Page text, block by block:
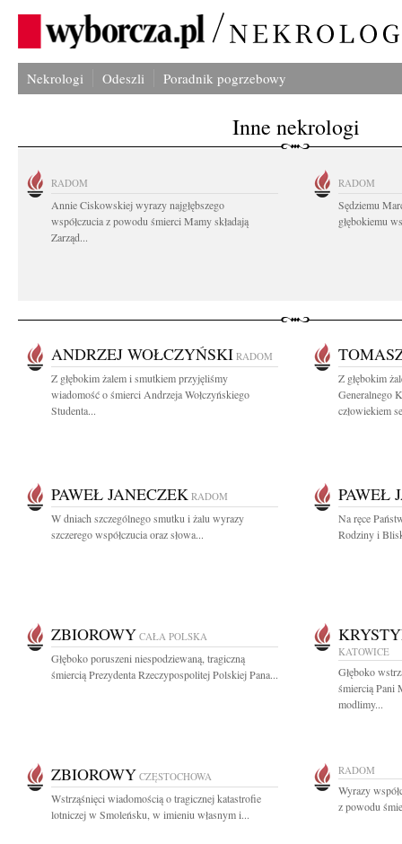
Nekrologi Odeszli Poradnik pogrzebowy
Inne nekrologi
RADOM
Annie Ciskowskiej wyrazy najgłębszego
współczucia z powodu śmierci Mamy składają
Zarząd...
RADOM
Sędziemu
głębokiemu
ANDRZEJ WOŁCZYŃSKI RADOM
Z głębokim żalem i smutkiem przyjęliśmy
wiadomość o śmierci Andrzeja Wołczyńskiego
Studenta...
Z głębokim
Generalnego
człowiekiem
PAWEŁ JANECZEK RADOM
W dniach szczególnego smutku i żalu wyrazy
szczerego współczucia oraz słowa...
PAWEŁ
Na ręce
Rodziny i
ZBIOROWY CAŁA POLSKA
Głęboko poruszeni niespodziewaną, tragiczną
śmiercią Prezydenta Rzeczypospolitej Polskiej Pana...
KATOWICE
Głęboko
śmiercią Pani
modlimy...
ZBIOROWY CZĘSTOCHOWA
Wstrząśnięci wiadomością o tragicznej katastrofie
lotniczej w Smoleńsku, w imieniu własnym i...
RADOM
Wyrazy
z powodu